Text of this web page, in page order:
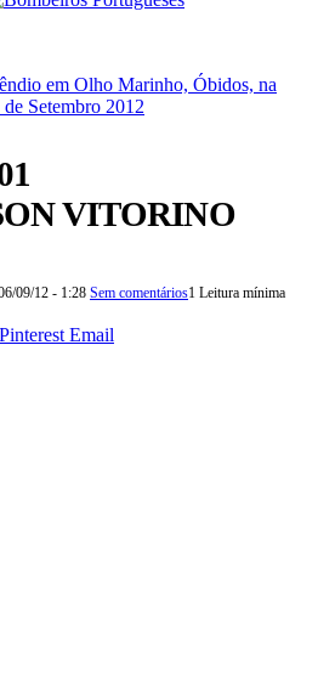
em Olho Marinho, Óbidos, na
Setembro 2012
VITORINO
09/12 - 1:28 Sem comentários1 Leitura mínima
Pinterest Email